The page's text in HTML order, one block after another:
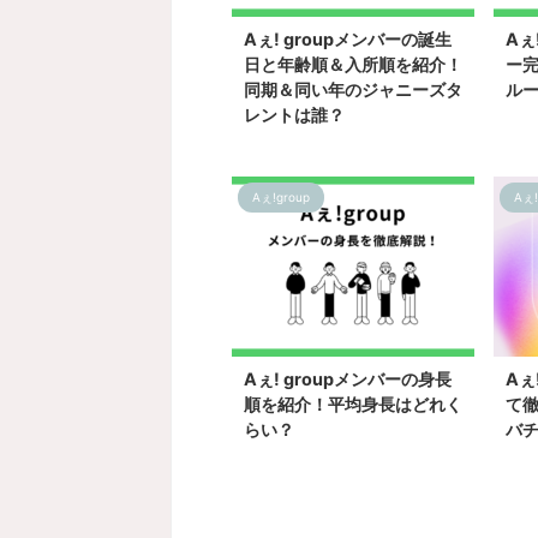
Aぇ! groupメンバーの誕生
日と年齢順＆入所順を紹介！
同期＆同い年のジャニーズタ
レントは誰？
A
ー
ル
Aぇ!group
Aぇ! groupメンバーの身長
順を紹介！平均身長はどれく
らい？
A
A
て
バ